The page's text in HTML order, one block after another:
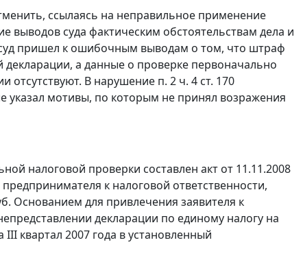
ссылаясь на неправильное применение
выводов суда фактическим обстоятельствам дела и
пришел к ошибочным выводам о том, что штраф
а данные о проверке первоначально
отсутствуют. В нарушение п. 2 ч. 4 ст. 170
указал мотивы, по которым не принял возражения
налоговой проверки составлен акт от 11.11.2008
к налоговой ответственности,
Основанием для привлечения заявителя к
декларации по единому налогу на
квартал 2007 года в установленный